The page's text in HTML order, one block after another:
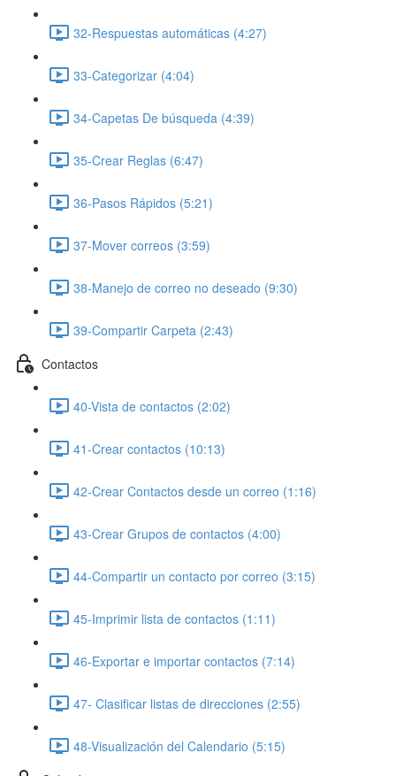
32-Respuestas automáticas (4:27)
33-Categorizar (4:04)
34-Capetas De búsqueda (4:39)
35-Crear Reglas (6:47)
36-Pasos Rápidos (5:21)
37-Mover correos (3:59)
38-Manejo de correo no deseado (9:30)
39-Compartir Carpeta (2:43)
Contactos
40-Vista de contactos (2:02)
41-Crear contactos (10:13)
42-Crear Contactos desde un correo (1:16)
43-Crear Grupos de contactos (4:00)
44-Compartir un contacto por correo (3:15)
45-Imprimir lista de contactos (1:11)
46-Exportar e importar contactos (7:14)
47- Clasificar listas de direcciones (2:55)
48-Visualización del Calendario (5:15)